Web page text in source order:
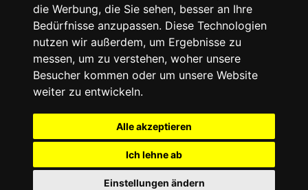
die Werbung, die Sie sehen, besser an Ihre
Bedürfnisse anzupassen. Diese Technologien
nutzen wir außerdem, um Ergebnisse zu
messen, um zu verstehen, woher unsere
Besucher kommen oder um unsere Website
weiter zu entwickeln.
Alle akzeptieren
Ich lehne ab
Einstellungen ändern